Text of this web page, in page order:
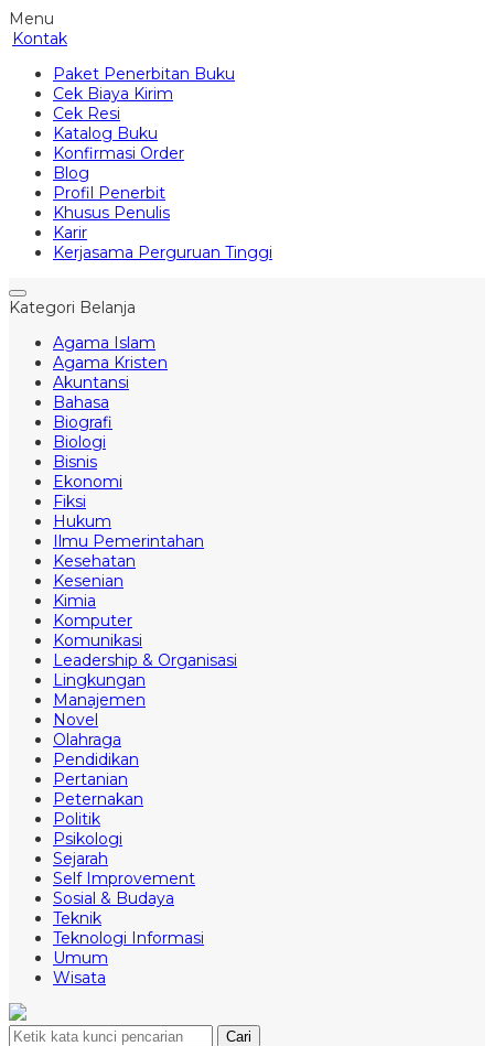
Menu
Kontak
Paket Penerbitan Buku
Cek Biaya Kirim
Cek Resi
Katalog Buku
Konfirmasi Order
Blog
Profil Penerbit
Khusus Penulis
Karir
Kerjasama Perguruan Tinggi
Kategori Belanja
Agama Islam
Agama Kristen
Akuntansi
Bahasa
Biografi
Biologi
Bisnis
Ekonomi
Fiksi
Hukum
Ilmu Pemerintahan
Kesehatan
Kesenian
Kimia
Komputer
Komunikasi
Leadership & Organisasi
Lingkungan
Manajemen
Novel
Olahraga
Pendidikan
Pertanian
Peternakan
Politik
Psikologi
Sejarah
Self Improvement
Sosial & Budaya
Teknik
Teknologi Informasi
Umum
Wisata
Cari